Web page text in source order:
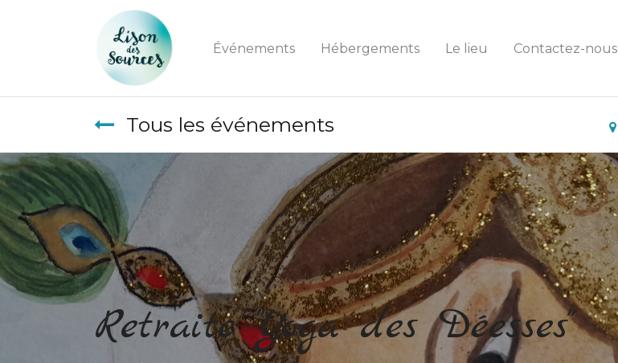
Événements Hébergements Le lieu Contactez-nous
Tous les événements
Retraite "Yoga des Déesses"